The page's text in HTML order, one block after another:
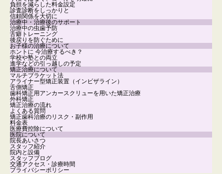
負担を減らした料金設定
診査診断をしっかりと
信頼関係を大切に
治療中・治療後のサポート
治療中の虫歯予防
舌癖トレーニング
後戻りを防ぐために
お子様の治療について
ホントに 今治療するべき？
学校や塾との両立
進学などの引っ越しの予定
矯正治療について
マルチブラケット法
アライナー型矯正装置（インビザライン）
舌側矯正
歯科矯正用アンカースクリューを用いた矯正治療
外科矯正
矯正治療の流れ
よくある質問
矯正歯科治療のリスク・副作用
料金表
医療費控除について
医院について
院長あいさつ
スタッフ紹介
院内と設備
スタッフブログ
交通アクセス・診療時間
プライバシーポリシー